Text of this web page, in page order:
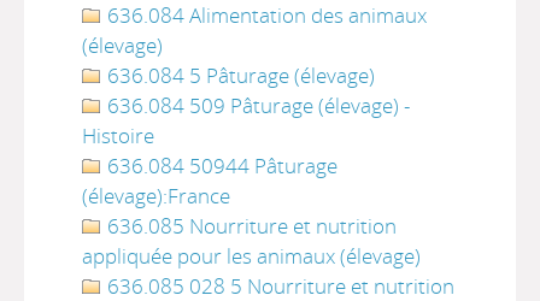
636.084 Alimentation des animaux
(élevage)
636.084 5 Pâturage (élevage)
636.084 509 Pâturage (élevage) -
Histoire
636.084 50944 Pâturage
(élevage):France
636.085 Nourriture et nutrition
appliquée pour les animaux (élevage)
636.085 028 5 Nourriture et nutrition